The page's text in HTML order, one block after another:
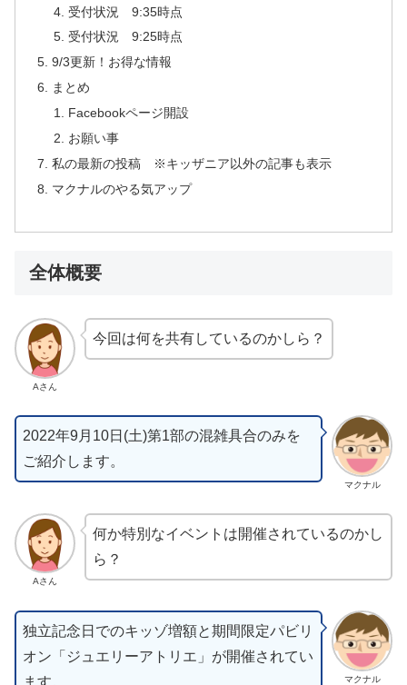
受付状況 9:35時点
受付状況 9:25時点
9/3更新！お得な情報
まとめ
Facebookページ開設
お願い事
私の最新の投稿 ※キッザニア以外の記事も表示
マクナルのやる気アップ
全体概要
Aさん
今回は何を共有しているのかしら？
マクナル
2022年9月10日(土)第1部の混雑具合のみを
ご紹介します。
Aさん
何か特別なイベントは開催されているのかし
ら？
マクナル
独立記念日でのキッゾ増額と期間限定パビリ
オン「ジュエリーアトリエ」が開催されてい
ます。